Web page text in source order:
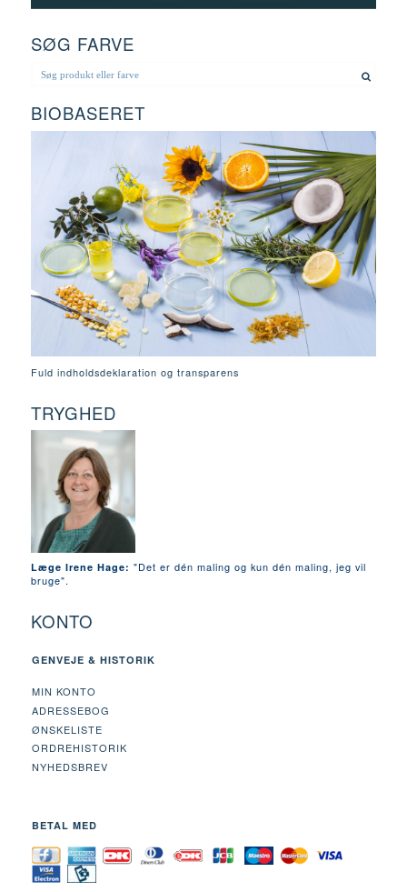
SØG FARVE
BIOBASERET
Fuld indholdsdeklaration og transparens
TRYGHED
Læge Irene Hage: "Det er dén maling og kun dén maling, jeg vil
bruge".
KONTO
GENVEJE & HISTORIK
MIN KONTO
ADRESSEBOG
ØNSKELISTE
ORDREHISTORIK
NYHEDSBREV
BETAL MED